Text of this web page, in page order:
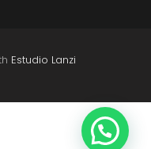
Estudio Lanzi